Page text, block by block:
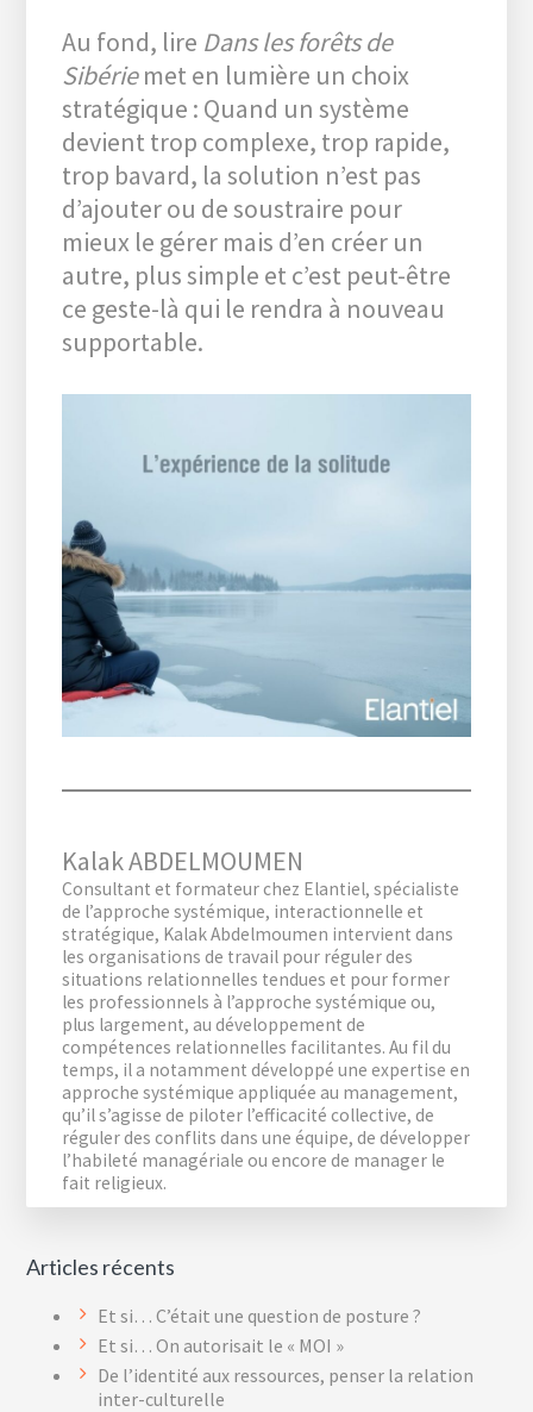
Au fond, lire Dans les forêts de
Sibériemet en lumière un choix
stratégique : Quand un système
devient trop complexe, trop rapide,
trop bavard, la solution n’est pas
d’ajouter ou de soustraire pour
mieux le gérer mais d’en créer un
autre, plus simple et c’est peut-être
ce geste-là qui le rendra à nouveau
supportable.
Kalak ABDELMOUMEN
Consultant et formateur chez Elantiel, spécialiste
de l’approche systémique, interactionnelle et
stratégique, Kalak Abdelmoumen intervient dans
les organisations de travail pour réguler des
situations relationnelles tendues et pour former
les professionnels à l’approche systémique ou,
plus largement, au développement de
compétences relationnelles facilitantes. Au fil du
temps, il a notamment développé une expertise en
approche systémique appliquée au management,
qu’il s’agisse de piloter l’efficacité collective, de
réguler des conflits dans une équipe, de développer
l’habileté managériale ou encore de manager le
fait religieux.
Reader
Articles récents
Et si… C’était une question de posture ?
Et si… On autorisait le « MOI »
De l’identité aux ressources, penser la relation
inter-culturelle